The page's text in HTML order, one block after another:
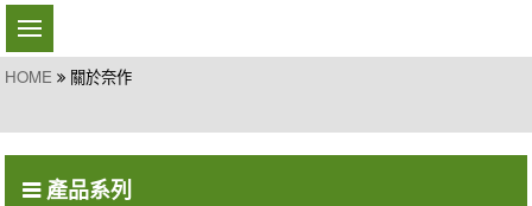
HOME 關於奈作
產品系列